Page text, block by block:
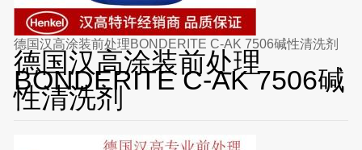
德国汉高涂装前处理BONDERITE C-AK 7506碱性清洗剂
德国汉高涂装前处理
BONDERITE C-AK 7506碱
性清洗剂